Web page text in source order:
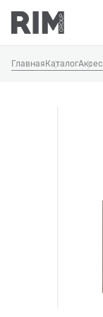
Главная Каталог